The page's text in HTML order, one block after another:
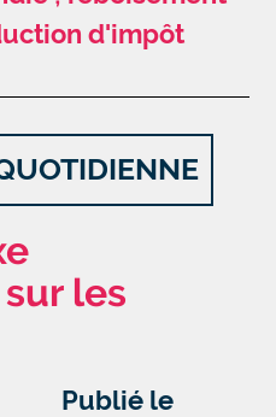
d'impôt
les
Publié le